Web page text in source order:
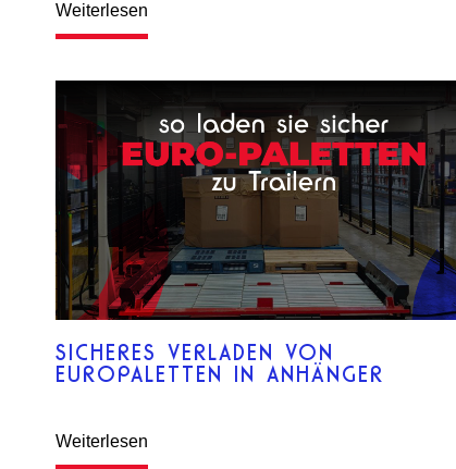
Weiterlesen
SICHERES VERLADEN VON
EUROPALETTEN IN ANHÄNGER
Weiterlesen